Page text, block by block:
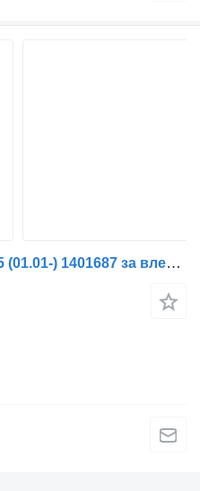
Хидроусилвател DAF LF45 (01.01-) 1401687 за влекач DAF LF45, LF55, LF180, CF65, CF75, CF85 (2001-)